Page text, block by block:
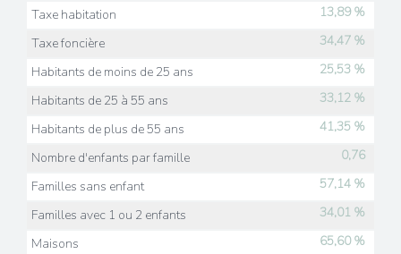
Taxe habitation
13,89 %
Taxe foncière
34,47 %
Habitants de moins de 25 ans
25,53 %
Habitants de 25 à 55 ans
33,12 %
Habitants de plus de 55 ans
41,35 %
Nombre d'enfants par famille
0,76
Familles sans enfant
57,14 %
Familles avec 1 ou 2 enfants
34,01 %
Maisons
65,60 %